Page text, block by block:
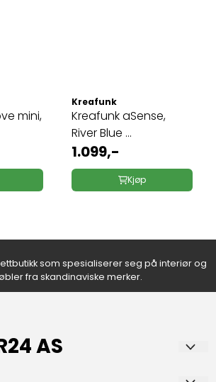
mini,
Kreafunk
Kreafunk aSense,
River Blue ...
1.099,-
Kjøp
som spesialiserer seg på interiør og
fra skandinaviske merker.
AS